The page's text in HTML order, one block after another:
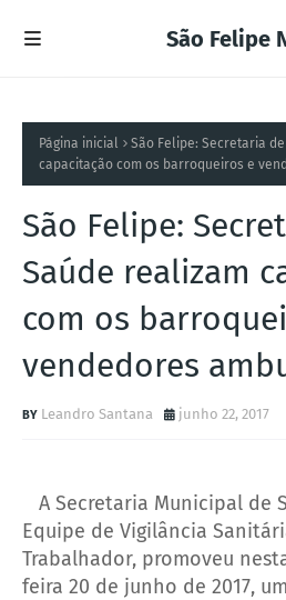
São Felipe
Página inicial
São Felipe: Secretaria
capacitação com os barroqueiros e
São Felipe:
Saúde realizam
com os
vendedores
Leandro Santana junho 22, 2017
A Secretaria Municipal de
Equipe de Vigilância
Trabalhador, promoveu
feira 20 de junho de 2017,